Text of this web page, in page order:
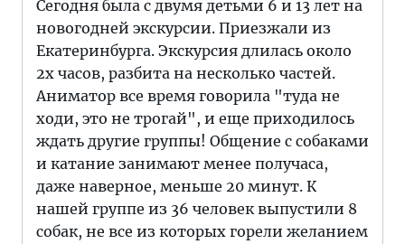
Сегодня была с двумя детьми 6 и 13 лет на
новогодней экскурсии. Приезжали из
Екатеринбурга. Экскурсия длилась около
2х часов, разбита на несколько частей.
Аниматор все время говорила "туда не
ходи, это не трогай", и еще приходилось
ждать другие группы! Общение с собаками
и катание занимают менее получаса,
даже наверное, меньше 20 минут. К
нашей группе из 36 человек выпустили 8
собак, не все из которых горели желанием